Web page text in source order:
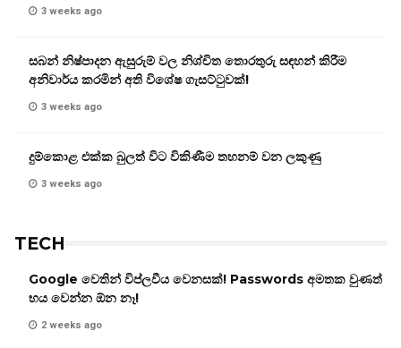
3 weeks ago
සබන් නිෂ්පාදන ඇසුරුම් වල නිශ්චිත තොරතුරු සඳහන් කිරීම
අනිවාර්ය කරමින් අති විශේෂ ගැසට්ටුවක්!
3 weeks ago
දුම්කොළ එක්ක බුලත් විට විකිණීම තහනම් වන ලකුණු
3 weeks ago
TECH
Google වෙතින් විප්ලවීය වෙනසක්! Passwords අමතක වුණත්
භය වෙන්න ඕන නෑ!
2 weeks ago